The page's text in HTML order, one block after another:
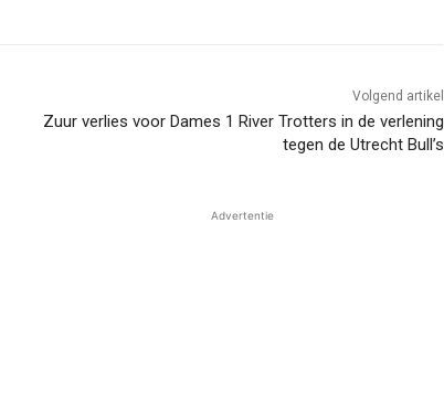
Volgend artikel
Zuur verlies voor Dames 1 River Trotters in de verlening
tegen de Utrecht Bull’s
Advertentie